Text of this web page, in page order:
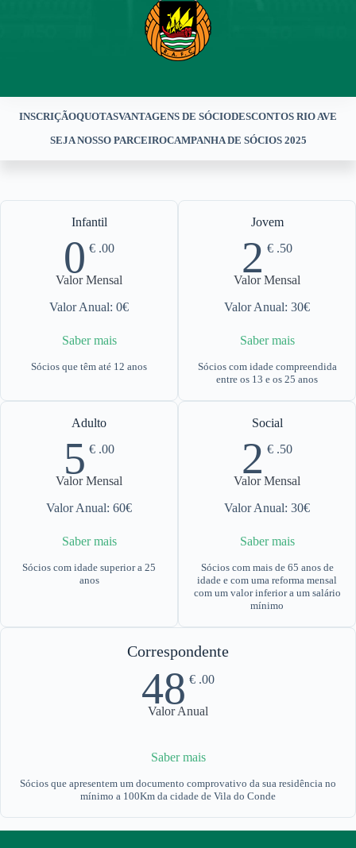
INSCRIÇÃOQUOTASVANTAGENS DE SÓCIODESCONTOS RIO AVE
SEJA NOSSO PARCEIROCAMPANHA DE SÓCIOS 2025
Infantil
0 € .00
Valor Mensal
Valor Anual: 0€​
Saber mais
Sócios que têm até 12 anos​
Jovem
2 € .50
Valor Mensal
Valor Anual: 30€​
Saber mais
Sócios com idade compreendida
entre os 13 e os 25 anos​
Adulto
5 € .00
Valor Mensal
Valor Anual: 60€​
Saber mais
Sócios com idade superior a 25
anos
Social
2 € .50
Valor Mensal
Valor Anual: 30€​
Saber mais
Sócios com mais de 65 anos de
idade e com uma reforma mensal
com um valor inferior a um salário
mínimo
Correspondente
48 € .00
Valor Anual
Saber mais
Sócios que apresentem um documento comprovativo da sua residência no
mínimo a 100Km da cidade de Vila do Conde​